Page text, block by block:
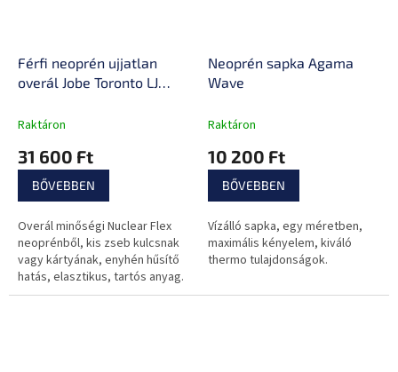
Férfi neoprén ujjatlan
overál Jobe Toronto LJ
Raktáron
31 600 Ft
BŐVEBBEN
Overál minőségi Nuclear Flex
neoprénből, kis zseb kulcsnak
vagy kártyának, enyhén hűsítő
hatás, elasztikus, tartós anyag.
Neoprén sapka Agama
Wave
Raktáron
10 200 Ft
BŐVEBBEN
Vízálló sapka, egy méretben,
maximális kényelem, kiváló
thermo tulajdonságok.